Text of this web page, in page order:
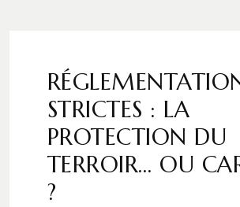
STRICTES : LA
PROTECTION DU
TERROIR… OU
?